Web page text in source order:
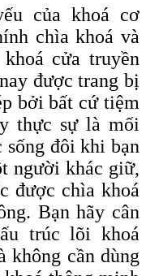
của khoá cơ
chìa khoá và
cửa truyền
được trang bị
bởi bất cứ tiệm
thực sự là mối
sống đôi khi bạn
người khác giữ,
được chìa khoá
Bạn hãy cân
trúc lõi khoá
không cần dùng